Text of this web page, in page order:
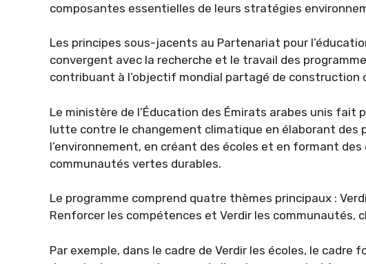
composantes essentielles de leurs stratégies
Les principes sous-jacents au Partenariat pour
convergent avec la recherche et le travail des
contribuant à l’objectif mondial partagé de construction
Le ministère de l’Éducation des Émirats arabes unis fait
lutte contre le changement climatique en élaborant des
l’environnement, en créant des écoles et en formant
communautés vertes durables.
Le programme comprend quatre thèmes principaux :
Renforcer les compétences et Verdir les communautés,
Par exemple, dans le cadre de Verdir les écoles, le cadre